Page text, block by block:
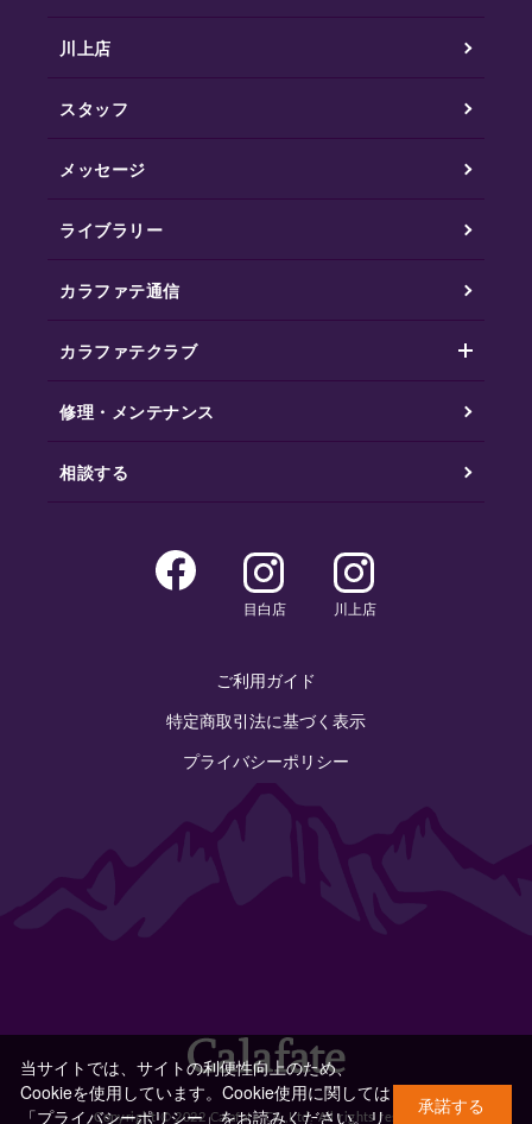
川上店
スタッフ
メッセージ
ライブラリー
カラファテ通信
カラファテクラブ
修理・メンテナンス
相談する
目白店 川上店
ご利用ガイド
特定商取引法に基づく表示
プライバシーポリシー
Copyright © 2022 Calafate Co.,Ltd. All rights reserved.
当サイトでは、サイトの利便性向上のため、
Cookieを使用しています。Cookie使用に関しては
「プライバシーポリシー」をお読みください。リ
承諾する